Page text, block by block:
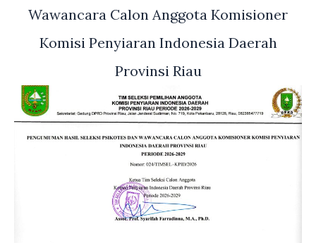
Wawancara Calon Anggota Komisioner
Komisi Penyiaran Indonesia Daerah
Provinsi Riau